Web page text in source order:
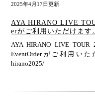
2025年4月17日更新
AYA HIRANO LIVE
erがご利用いただけます
AYA HIRANO LIVE
EventOrderがご利用いた
hirano2025/